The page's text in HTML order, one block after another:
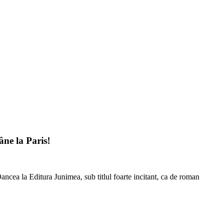
la Paris!
la Editura Junimea, sub titlul foarte incitant, ca de roman